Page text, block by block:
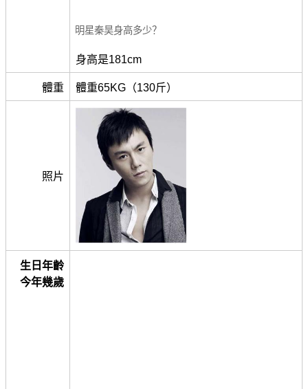
明星秦昊身高多少？
身高是181cm
體重 體重65KG（130斤）
照片
生日年齡
今年幾歲